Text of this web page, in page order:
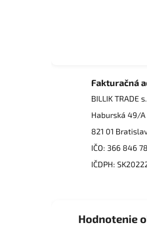
Fakturačná
BILLIK TRADE
Haburská 49/A
821 01
IČO: 366 846 78
IČDPH:
Hodnotenie